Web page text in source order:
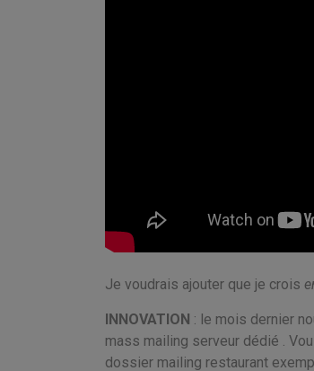
Je voudrais ajouter que je crois
INNOVATION : le mois dernier
mass mailing serveur dédié .
dossier mailing restaurant